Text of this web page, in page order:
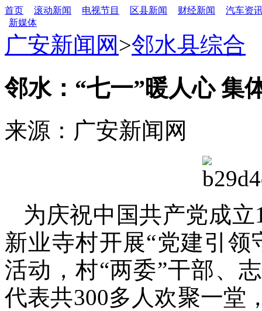
首页 滚动新闻 电视节目 区县新闻 财经新闻
汽车资
新媒体
广安新闻网 >邻水县综合
邻水：“七一”暖人心 集
来源：广安新闻网
为庆祝中国共产党成
新业寺村开展“党建引
活动，村“两委”干部、
代表共300多人欢聚一堂